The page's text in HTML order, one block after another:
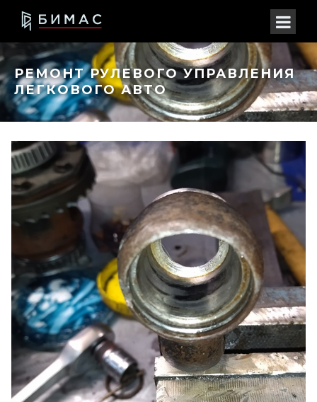
РЕМОНТ РУЛЕВОГО УПРАВЛЕНИЯ
ЛЕГКОВОГО АВТО